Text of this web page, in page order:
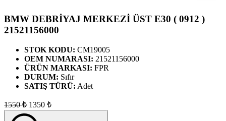
BMW DEBRİYAJ MERKEZİ ÜST E30 ( 0912 )
21521156000
STOK KODU: CM19005
OEM NUMARASI: 21521156000
ÜRÜN MARKASI: FPR
DURUM: Sıfır
SATIŞ TÜRÜ: Adet
1550₺ 1350 ₺